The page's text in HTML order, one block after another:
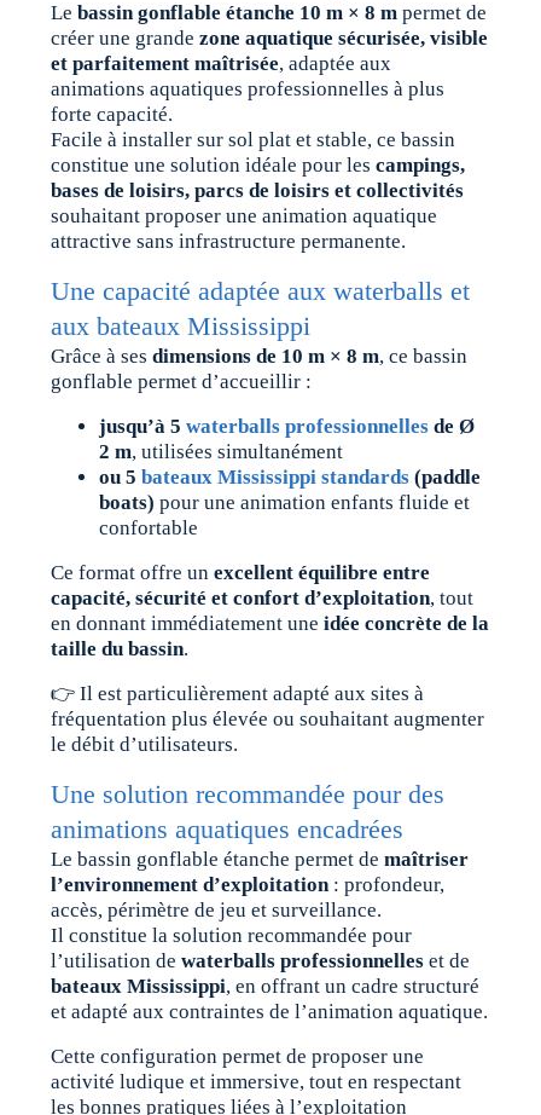
Lebassin gonflable étanche 10 m × 8 m permet de
créer une grandezone aquatique sécurisée, visible
et parfaitement maîtrisée, adaptée aux
animations aquatiques professionnelles à plus
forte capacité.
Facile à installer sur sol plat et stable, ce bassin
constitue une solution idéale pour lescampings,
bases de loisirs, parcs de loisirs et collectivités
souhaitant proposer une animation aquatique
attractive sans infrastructure permanente.
Une capacité adaptée aux waterballs et
aux bateaux Mississippi
Grâce à sesdimensions de 10 m × 8 m, ce bassin
gonflable permet d’accueillir :
jusqu’à 5waterballs professionnelles de Ø
2 m, utilisées simultanément
ou 5bateaux Mississippi standards (paddle
boats) pour une animation enfants fluide et
confortable
Ce format offre unexcellent équilibre entre
capacité, sécurité et confort d’exploitation, tout
en donnant immédiatement uneidée concrète de la
taille du bassin.
👉 Il est particulièrement adapté aux sites à
fréquentation plus élevée ou souhaitant augmenter
le débit d’utilisateurs.
Une solution recommandée pour des
animations aquatiques encadrées
Le bassin gonflable étanche permet demaîtriser
l’environnement d’exploitation: profondeur,
accès, périmètre de jeu et surveillance.
Il constitue la solution recommandée pour
l’utilisation dewaterballs professionnelles et de
bateaux Mississippi, en offrant un cadre structuré
et adapté aux contraintes de l’animation aquatique.
Cette configuration permet de proposer une
activité ludique et immersive, tout en respectant
les bonnes pratiques liées à l’exploitation